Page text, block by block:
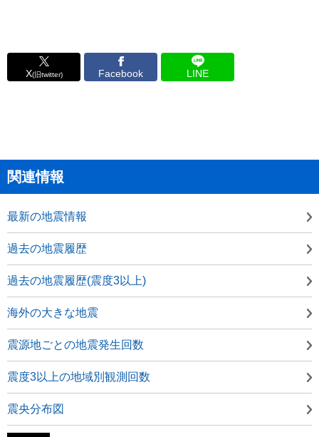
X(旧twitter) Facebook LINE
関連情報
最新の地震情報
過去の地震履歴
過去の地震履歴(震度3以上)
海外の大きな地震
震源地ごとの地震発生回数
震度3以上の地域別観測回数
震央分布図